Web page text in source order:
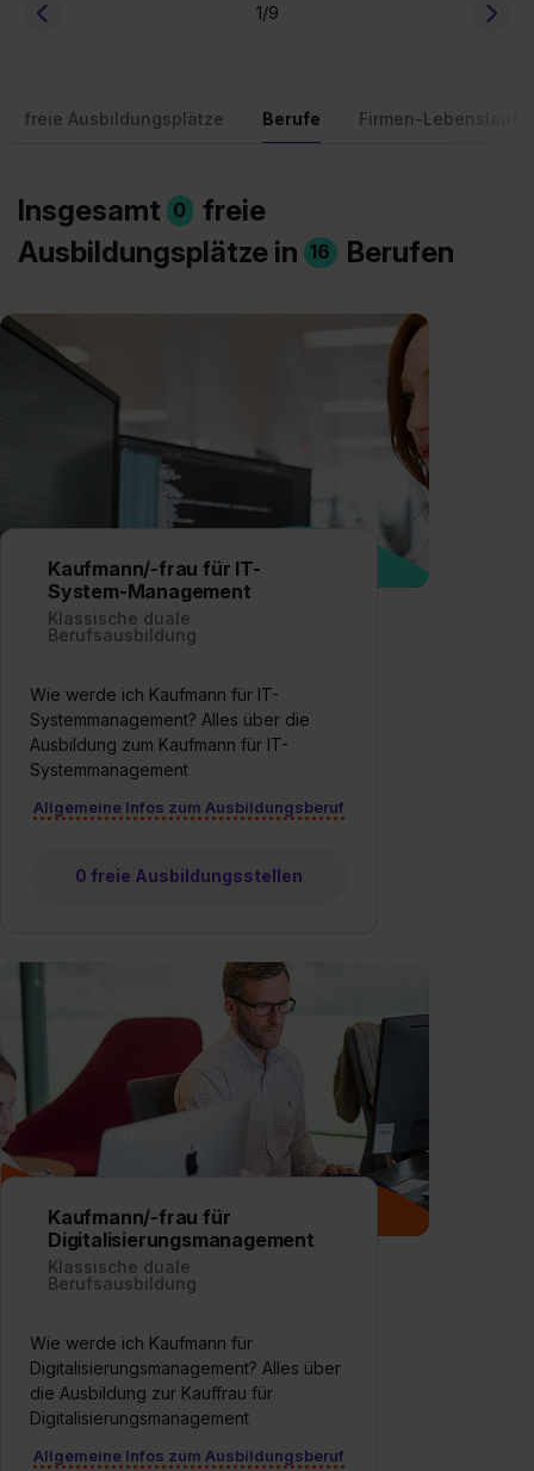
1/9
freie Ausbildungsplätze Berufe Firmen-Lebenslauf
Insgesamt 0
freie
Ausbildungsplätze in 16 Berufen
Kaufmann/-frau für IT-
System-Management
Klassische duale
Berufsausbildung
Wie werde ich Kaufmann für IT-
Systemmanagement? Alles über die
Ausbildung zum Kaufmann für IT-
Systemmanagement
Allgemeine Infos zum Ausbildungsberuf
0 freie Ausbildungsstellen
Kaufmann/-frau für
Digitalisierungsmanagement
Klassische duale
Berufsausbildung
Wie werde ich Kaufmann für
Digitalisierungsmanagement? Alles über
die Ausbildung zur Kauffrau für
Digitalisierungsmanagement
Allgemeine Infos zum Ausbildungsberuf